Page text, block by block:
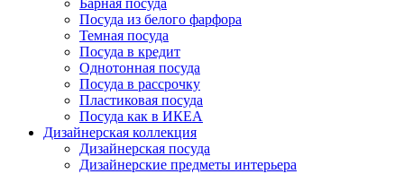
Барная посуда
Посуда из белого фарфора
Темная посуда
Посуда в кредит
Однотонная посуда
Посуда в рассрочку
Пластиковая посуда
Посуда как в ИКЕА
Дизайнерская коллекция
Дизайнерская посуда
Дизайнерские предметы интерьера